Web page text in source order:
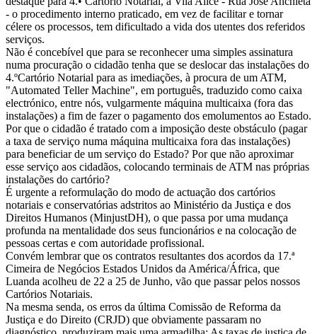
- o procedimento interno praticado, em vez de facilitar e tornar
célere os processos, tem dificultado a vida dos utentes dos referidos
serviços.
Não é concebível que para se reconhecer uma simples assinatura
numa procuração o cidadão tenha que se deslocar das instalações do
4.ºCartório Notarial para as imediações, à procura de um ATM,
"Automated Teller Machine", em português, traduzido como caixa
electrónico, entre nós, vulgarmente máquina multicaixa (fora das
instalações) a fim de fazer o pagamento dos emolumentos ao Estado.
Por que o cidadão é tratado com a imposição deste obstáculo (pagar
a taxa de serviço numa máquina multicaixa fora das instalações)
para beneficiar de um serviço do Estado? Por que não aproximar
esse serviço aos cidadãos, colocando terminais de ATM nas próprias
instalações do cartório?
É urgente a reformulação do modo de actuação dos cartórios
notariais e conservatórias adstritos ao Ministério da Justiça e dos
Direitos Humanos (MinjustDH), o que passa por uma mudança
profunda na mentalidade dos seus funcionários e na colocação de
pessoas certas e com autoridade profissional.
Convém lembrar que os contratos resultantes dos acordos da 17.ª
Cimeira de Negócios Estados Unidos da América/África, que
Luanda acolheu de 22 a 25 de Junho, vão que passar pelos nossos
Cartórios Notariais.
Na mesma senda, os erros da última Comissão de Reforma da
Justiça e do Direito (CRJD) que obviamente passaram no